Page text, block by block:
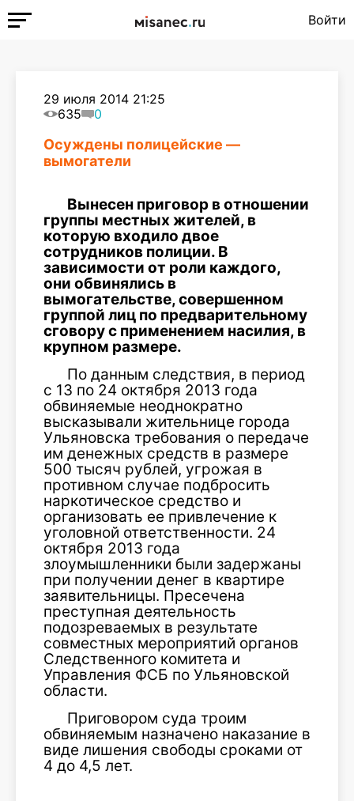
Войти
29 июля 2014 21:25
635
0
Осуждены полицейские —
вымогатели
Вынесен приговор в отношении
группы местных жителей, в
которую входило двое
сотрудников полиции. В
зависимости от роли каждого,
они обвинялись в
вымогательстве, совершенном
группой лиц по предварительному
сговору с применением насилия, в
крупном размере.
По данным следствия, в период
с 13 по 24 октября 2013 года
обвиняемые неоднократно
высказывали жительнице города
Ульяновска требования о передаче
им денежных средств в размере
500 тысяч рублей, угрожая в
противном случае подбросить
наркотическое средство и
организовать ее привлечение к
уголовной ответственности. 24
октября 2013 года
злоумышленники были задержаны
при получении денег в квартире
заявительницы. Пресечена
преступная деятельность
подозреваемых в результате
совместных мероприятий органов
Следственного комитета и
Управления ФСБ по Ульяновской
области.
Приговором суда троим
обвиняемым назначено наказание в
виде лишения свободы сроками от
4 до 4,5 лет.